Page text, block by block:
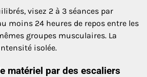
visez 2 à 3 séances par
moins 24 heures de repos entre les
groupes musculaires. La
isolée.
matériel par des escaliers